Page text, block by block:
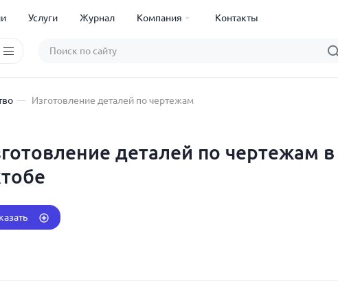
Услуги Журнал Компания Контакты
Изготовление деталей по чертежам
деталей по чертежам в